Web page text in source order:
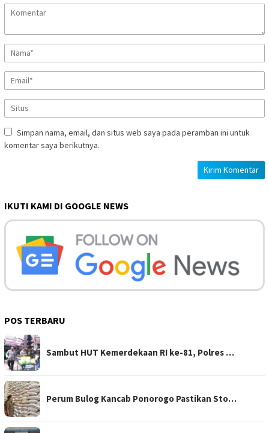
Simpan nama, email, dan situs web saya pada peramban ini untuk
komentar saya berikutnya.
IKUTI KAMI DI GOOGLE NEWS
POS TERBARU
Sambut HUT Kemerdekaan RI ke-81, Polres …
Perum Bulog Kancab Ponorogo Pastikan Sto…